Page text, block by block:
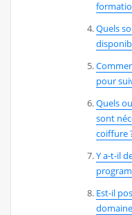
Quels
pour
Quels
sont
coiffure
Y a-t-il
Est-il